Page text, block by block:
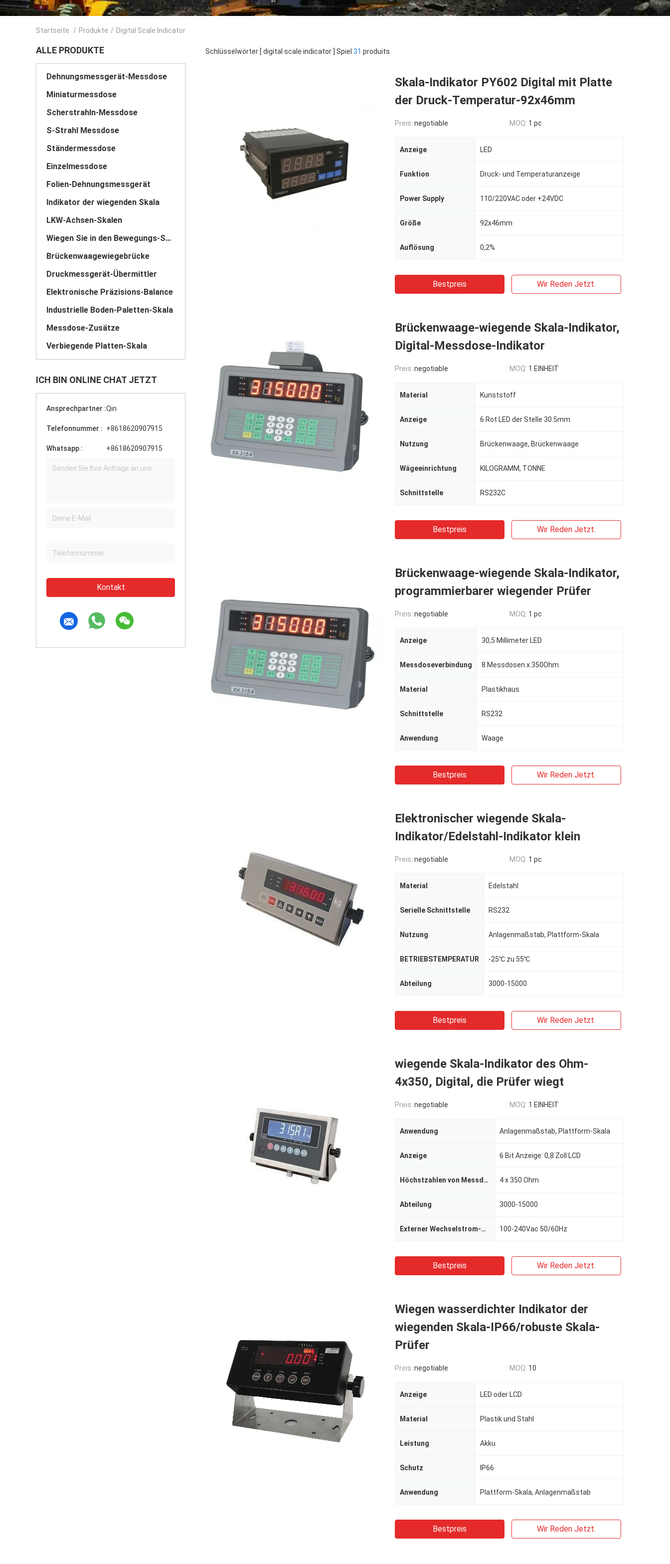
Startseite / Produkte / Digital Scale Indicator
ALLE PRODUKTE
Dehnungsmessgerät-Messdose
Miniaturmessdose
Scherstrahln-Messdose
S-Strahl Messdose
Ständermessdose
Einzelmessdose
Folien-Dehnungsmessgerät
Indikator der wiegenden Skala
LKW-Achsen-Skalen
Wiegen Sie in den Bewegungs-Skalen
Brückenwaagewiegebrücke
Druckmessgerät-Übermittler
Elektronische Präzisions-Balance
Industrielle Boden-Paletten-Skala
Messdose-Zusätze
Verbiegende Platten-Skala
ICH BIN ONLINE CHAT JETZT
Ansprechpartner :Qin
Telefonnummer : +8618620907915
Whatsapp : +8618620907915
Kontakt
Schlüsselwörter [ digital scale indicator ] Spiel 31 produits.
Skala-Indikator PY602 Digital mit Platte
der Druck-Temperatur-92x46mm
Preis: negotiable MOQ: 1 pc
Anzeige LED
Funktion Druck- und Temperaturanzeige
Power Supply 110/220VAC oder +24VDC
Größe 92x46mm
Auflösung 0,2%
Bestpreis Wir Reden Jetzt.
Brückenwaage-wiegende Skala-Indikator,
Digital-Messdose-Indikator
Preis: negotiable MOQ: 1 EINHEIT
Material Kunststoff
Anzeige 6 Rot LED der Stelle 30.5mm
Nutzung Brückenwaage, Brückenwaage
Wägeeinrichtung KILOGRAMM, TONNE
Schnittstelle RS232C
Bestpreis Wir Reden Jetzt.
Brückenwaage-wiegende Skala-Indikator,
programmierbarer wiegender Prüfer
Preis: negotiable MOQ: 1 pc
Anzeige 30,5 Millimeter LED
Messdoseverbindung 8 Messdosen x 350Ohm
Material Plastikhaus
Schnittstelle RS232
Anwendung Waage
Bestpreis Wir Reden Jetzt.
Elektronischer wiegende Skala-
Indikator/Edelstahl-Indikator klein
Preis: negotiable MOQ: 1 pc
Material Edelstahl
Serielle Schnittstelle RS232
Nutzung Anlagenmaßstab, Plattform-Skala
BETRIEBSTEMPERATUR -25℃ zu 55℃
Abteilung 3000-15000
Bestpreis Wir Reden Jetzt.
wiegende Skala-Indikator des Ohm-
4x350, Digital, die Prüfer wiegt
Preis: negotiable MOQ: 1 EINHEIT
Anwendung Anlagenmaßstab, Plattform-Skala
Anzeige 6 Bit Anzeige: 0,8 Zoll LCD
Höchstzahlen von Messdosen 4 x 350 Ohm
Abteilung 3000-15000
Externer Wechselstrom-Adapter 100-240Vac 50/60Hz
Bestpreis Wir Reden Jetzt.
Wiegen wasserdichter Indikator der
wiegenden Skala-IP66/robuste Skala-
Prüfer
Preis: negotiable MOQ: 10
Anzeige LED oder LCD
Material Plastik und Stahl
Leistung Akku
Schutz IP66
Anwendung Plattform-Skala, Anlagenmaßstab
Bestpreis Wir Reden Jetzt.